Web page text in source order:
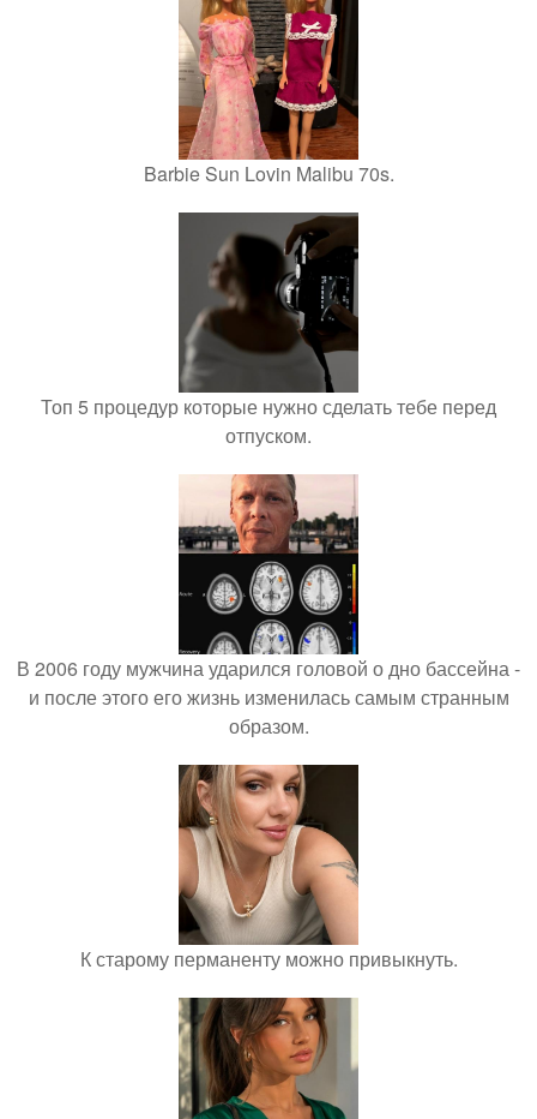
Barbie Sun Lovin Malibu 70s.
Топ 5 процедур которые нужно сделать тебе перед
отпуском.
В 2006 году мужчина ударился головой о дно бассейна -
и после этого его жизнь изменилась самым странным
образом.
К старому перманенту можно привыкнуть.